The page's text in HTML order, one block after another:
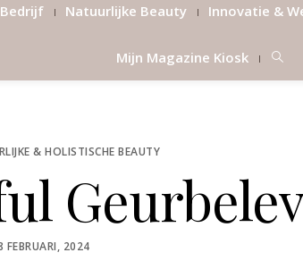
Natuurlijke Beauty Innovatie &
Mijn Magazine Kiosk
& HOLISTISCHE BEAUTY
FEBRUARI, 2024